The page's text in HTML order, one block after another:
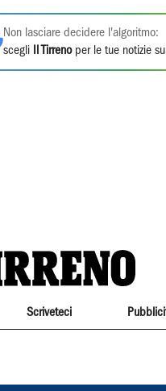
Non lasciare decidere l'algoritmo:
scegli
Il Tirrenoper le tue notizie su
Scriveteci